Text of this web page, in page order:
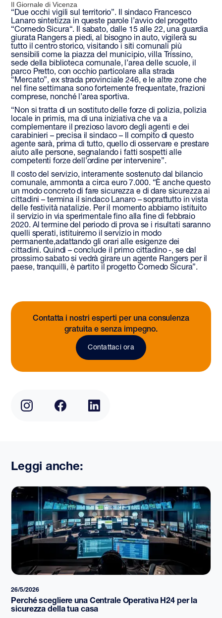
Il Giornale di Vicenza
“Due occhi vigili sul territorio”. Il sindaco Francesco
Lanaro sintetizza in queste parole l’avvio del progetto
“Cornedo Sicura“. Il sabato, dalle 15 alle 22, una guardia
giurata Rangers a piedi, al bisogno in auto, vigilerà su
tutto il centro storico, visitando i siti comunali più
sensibili come la piazza del municipio, villa Trissino,
sede della biblioteca comunale, l’area delle scuole, il
parco Pretto, con occhio particolare alla strada
“Mercato”, ex strada provinciale 246, e le altre zone che
nel fine settimana sono fortemente frequentate, frazioni
comprese, nonché l’area sportiva.
“Non si tratta di un sostituto delle forze di polizia, polizia
locale in primis, ma di una iniziativa che va a
complementare il prezioso lavoro degli agenti e dei
carabinieri – precisa il sindaco – Il compito di questo
agente sarà, prima di tutto, quello di osservare e prestare
aiuto alle persone, segnalando i fatti sospetti alle
competenti forze dell’ordine per intervenire”.
Il costo del servizio, interamente sostenuto dal bilancio
comunale, ammonta a circa euro 7.000. “È anche questo
un modo concreto di fare sicurezza e di dare sicurezza ai
cittadini – termina il sindaco Lanaro – soprattutto in vista
delle festività natalizie. Per il momento abbiamo istituito
il servizio in via sperimentale fino alla fine di febbraio
2020. Al termine del periodo di prova se i risultati saranno
quelli sperati, istituiremo il servizio in modo
permanente,adattando gli orari alle esigenze dei
cittadini. Quindi – conclude il primo cittadino -, se dal
prossimo sabato si vedrà girare un agente Rangers per il
paese, tranquilli, è partito il progetto Cornedo Sicura”.
Contatta i nostri esperti per una consulenza
gratuita e senza impegno.
Contattaci ora
Leggi anche:
26/5/2026
Perché scegliere una Centrale Operativa H24 per la
sicurezza della tua casa